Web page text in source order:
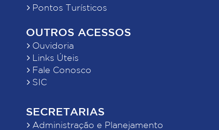
Pontos Turísticos
OUTROS ACESSOS
Ouvidoria
Links Úteis
Fale Conosco
SIC
SECRETARIAS
Administração e Planejamento